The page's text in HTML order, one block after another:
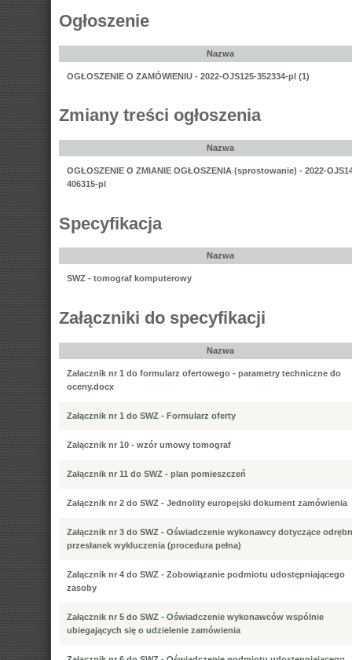
Ogłoszenie
Nazwa
OGŁOSZENIE O ZAMÓWIENIU - 2022-OJS125-352334-pl (1)
Zmiany treści ogłoszenia
Nazwa
OGŁOSZENIE O ZMIANIE OGŁOSZENIA (sprostowanie) - 2022-
406315-pl
Specyfikacja
Nazwa
SWZ - tomograf komputerowy
Załączniki do specyfikacji
Nazwa
Załacznik nr 1 do formularz ofertowego - parametry techniczne do
oceny.docx
Załącznik nr 1 do SWZ - Formularz oferty
Załącznik nr 10 - wzór umowy tomograf
Załącznik nr 11 do SWZ - plan pomieszczeń
Załącznik nr 2 do SWZ - Jednolity europejski dokument zamówienia
Załącznik nr 3 do SWZ - Oświadczenie wykonawcy dotyczące
przesłanek wykluczenia (procedura pełna)
Załącznik nr 4 do SWZ - Zobowiązanie podmiotu udostępniającego
zasoby
Załącznik nr 5 do SWZ - Oświadczenie wykonawców wspólnie
ubiegających się o udzielenie zamówienia